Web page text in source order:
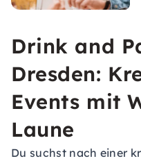
Drink and
Dresden:
Events mit
Laune
Du suchst nach einer